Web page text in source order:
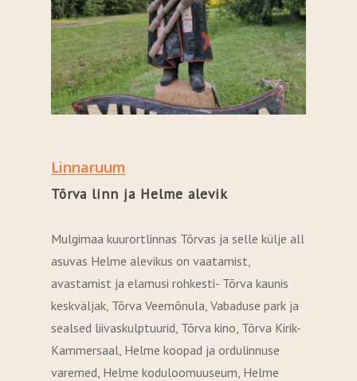
Linnaruum
Tõrva linn ja Helme alevik
Mulgimaa kuurortlinnas Tõrvas ja selle külje all
asuvas Helme alevikus on vaatamist,
avastamist ja elamusi rohkesti- Tõrva kaunis
keskväljak, Tõrva Veemõnula, Vabaduse park ja
sealsed liivaskulptuurid, Tõrva kino, Tõrva Kirik-
Kammersaal, Helme koopad ja ordulinnuse
varemed, Helme koduloomuuseum, Helme